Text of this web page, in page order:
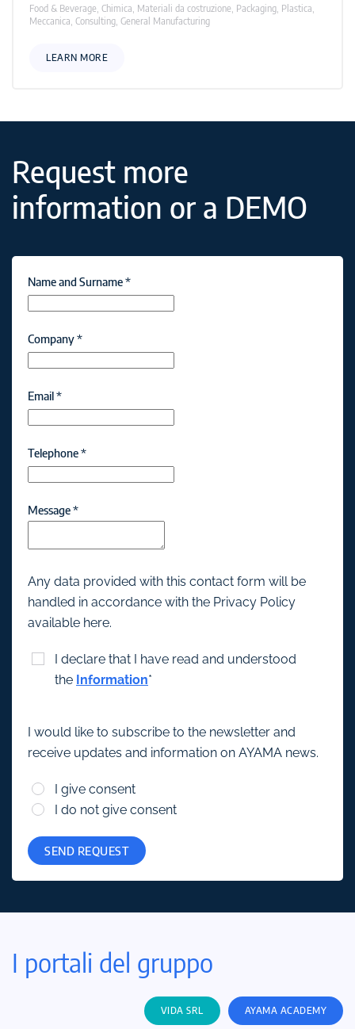
Food & Beverage, Chimica, Materiali da costruzione, Packaging, Plastica,
Meccanica, Consulting, General Manufacturing
LEARN MORE
Request more
information or a DEMO
Name and Surname*
Company*
Email*
Telephone*
Message*
Any data provided with this contact form will be
handled in accordance with the Privacy Policy
available here.
I declare that I have read and understood
the Information*
I would like to subscribe to the newsletter and
receive updates and information on AYAMA news.
I give consent
I do not give consent
SEND REQUEST
I portali del gruppo
VIDA SRL AYAMA ACADEMY